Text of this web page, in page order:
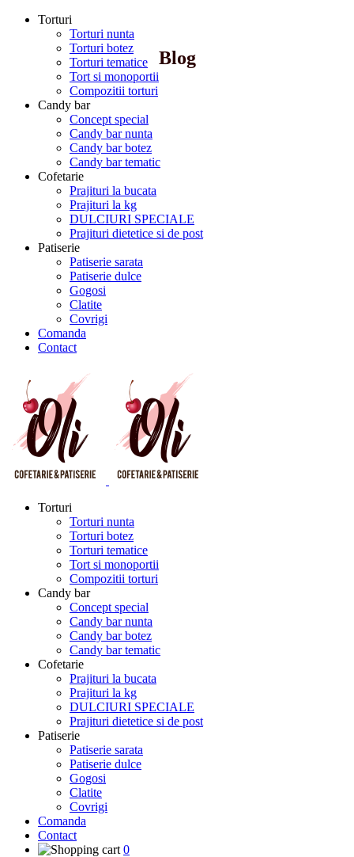
Torturi
Torturi nunta
Torturi botez
Torturi tematice
Tort si monoportii
Compozitii torturi
Candy bar
Concept special
Candy bar nunta
Candy bar botez
Candy bar tematic
Cofetarie
Prajituri la bucata
Prajituri la kg
DULCIURI SPECIALE
Prajituri dietetice si de post
Patiserie
Patiserie sarata
Patiserie dulce
Gogosi
Clatite
Covrigi
Comanda
Contact
Torturi
Torturi nunta
Torturi botez
Torturi tematice
Tort si monoportii
Compozitii torturi
Candy bar
Concept special
Candy bar nunta
Candy bar botez
Candy bar tematic
Cofetarie
Prajituri la bucata
Prajituri la kg
DULCIURI SPECIALE
Prajituri dietetice si de post
Patiserie
Patiserie sarata
Patiserie dulce
Gogosi
Clatite
Covrigi
Comanda
Contact
0
Blog